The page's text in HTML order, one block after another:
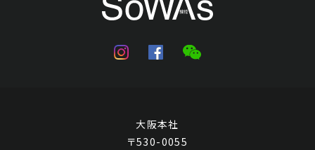
大阪本社
〒530-0055